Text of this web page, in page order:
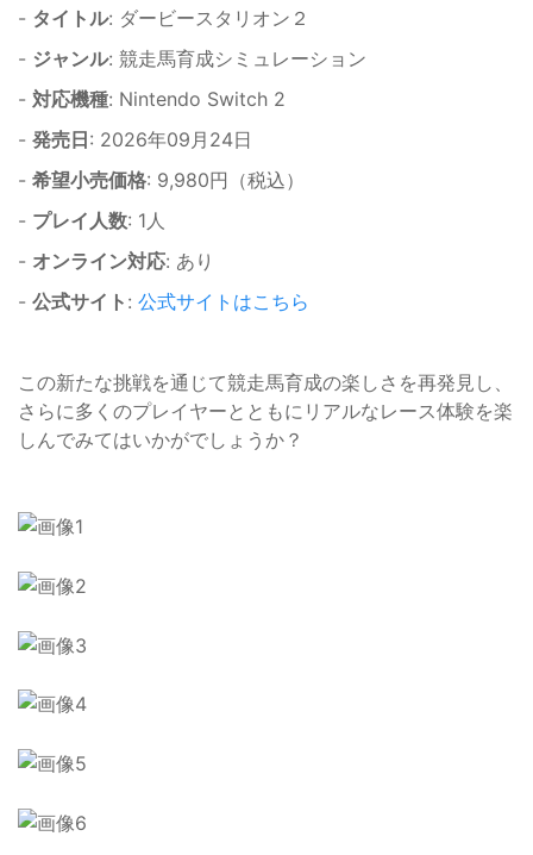
- タイトル: ダービースタリオン２
- ジャンル: 競走馬育成シミュレーション
- 対応機種: Nintendo Switch 2
- 発売日: 2026年09月24日
- 希望小売価格: 9,980円（税込）
- プレイ人数: 1人
- オンライン対応: あり
- 公式サイト : 公式サイトはこちら
この新たな挑戦を通じて競走馬育成の楽しさを再発見し、
さらに多くのプレイヤーとともにリアルなレース体験を楽
しんでみてはいかがでしょうか？